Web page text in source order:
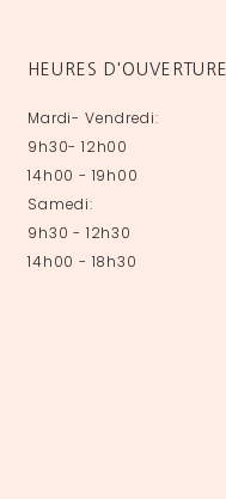
HEURES D'OUVERTURE
Mardi- Vendredi:
9h30- 12h00
14h00 - 19h00
Samedi:
9h30 - 12h30
14h00 - 18h30